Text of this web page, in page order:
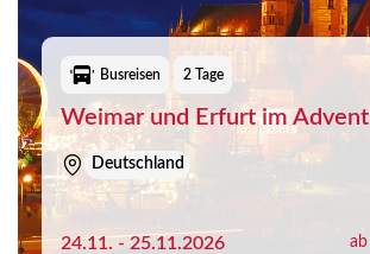
Busreisen 2 Tage
Weimar und Erfurt im Advent
Deutschland
24.11. - 25.11.2026 ab